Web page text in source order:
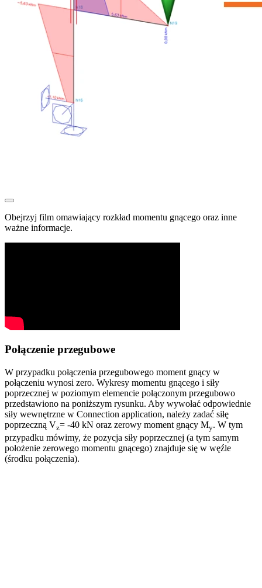
Obejrzyj film omawiający rozkład momentu gnącego oraz inne
ważne informacje.
Połączenie przegubowe
W przypadku połączenia przegubowego moment gnący w
połączeniu wynosi zero. Wykresy momentu gnącego i siły
poprzecznej w poziomym elemencie połączonym przegubowo
przedstawiono na poniższym rysunku. Aby wywołać odpowiednie
siły wewnętrzne w Connection application, należy zadać siłę
poprzeczną Vz= -40 kN oraz zerowy moment gnący My. W tym
przypadku mówimy, że pozycja siły poprzecznej (a tym samym
położenie zerowego momentu gnącego) znajduje się w węźle
(środku połączenia).